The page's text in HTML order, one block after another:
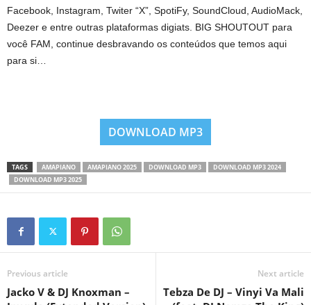
Facebook, Instagram, Twiter “X”, SpotiFy, SoundCloud, AudioMack,
Deezer e entre outras plataformas digiats. BIG SHOUTOUT para
você FAM, continue desbravando os conteúdos que temos aqui
para si…
DOWNLOAD MP3
TAGS AMAPIANO AMAPIANO 2025 DOWNLOAD MP3
DOWNLOAD MP3 2024
DOWNLOAD MP3 2025
Previous article
Jacko V & DJ Knoxman –
Next article
Tebza De DJ – Vinyi Va Mali